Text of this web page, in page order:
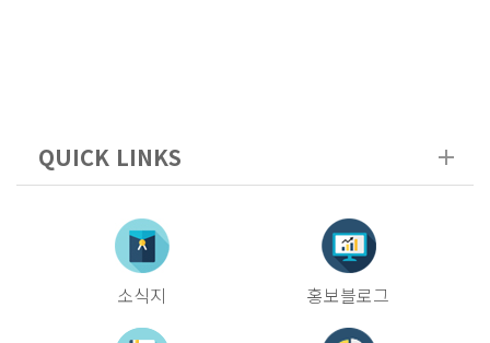
QUICK LINKS
소식지 홍보블로그